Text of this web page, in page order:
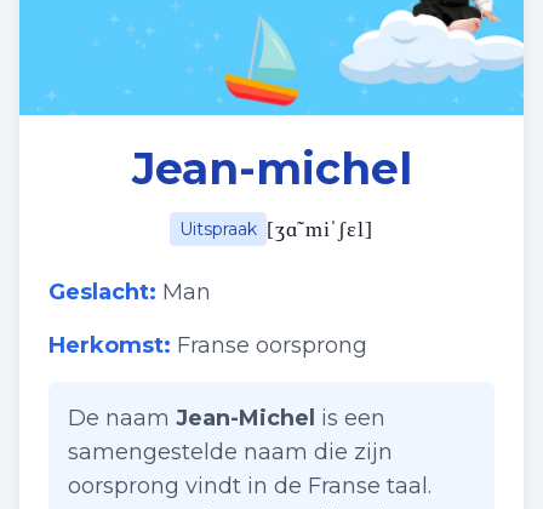
Jean-michel
Uitspraak [ʒɑ̃ miˈʃɛl]
Geslacht: Man
Herkomst: Franse oorsprong
De naam Jean-Michel is een
samengestelde naam die zijn
oorsprong vindt in de Franse taal.